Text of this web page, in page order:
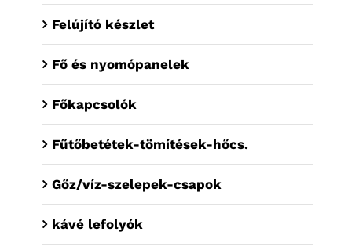
Felújító készlet
Fő és nyomópanelek
Főkapcsolók
Fűtőbetétek-tömítések-hőcs.
Gőz/víz-szelepek-csapok
kávé lefolyók